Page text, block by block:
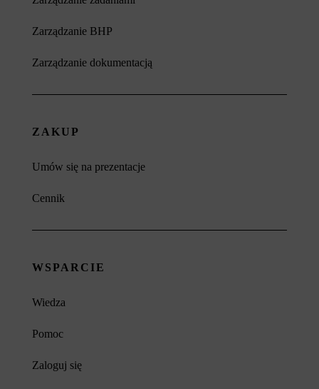
Zarządzanie BHP
Zarządzanie dokumentacją
ZAKUP
Umów się na prezentacje
Cennik
WSPARCIE
Wiedza
Pomoc
Zaloguj się